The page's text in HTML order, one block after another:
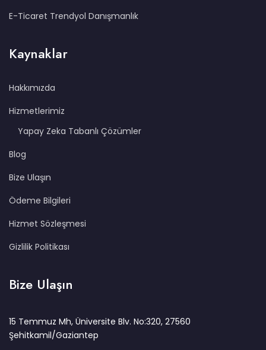
E-Ticaret Trendyol Danışmanlık
Kaynaklar
Hakkımızda
Hizmetlerimiz
Yapay Zeka Tabanlı Çözümler
Blog
Bize Ulaşın
Ödeme Bilgileri
Hizmet Sözleşmesi
Gizlilik Politikası
Bize Ulaşın
15 Temmuz Mh, Üniversite Blv. No:320, 27560
Şehitkamil/Gaziantep